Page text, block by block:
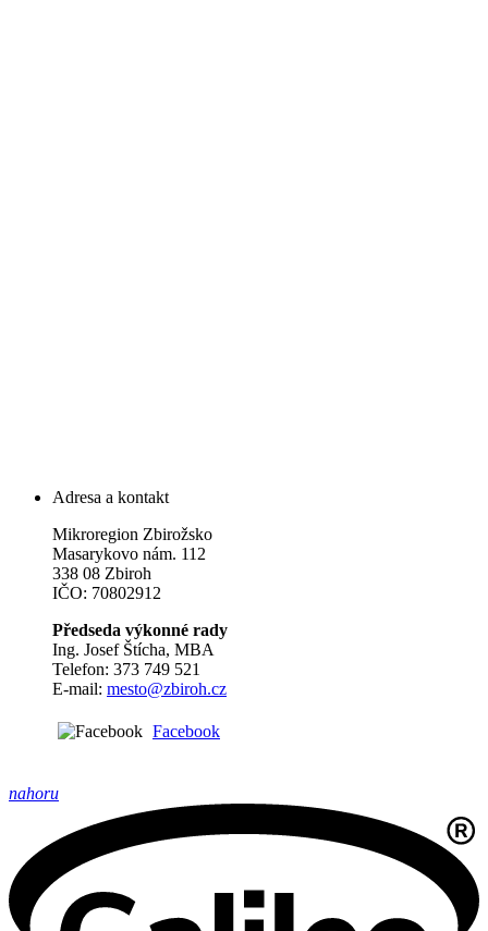
Adresa a kontakt
Mikroregion Zbirožsko
Masarykovo nám. 112
338 08 Zbiroh
IČO: 70802912
Předseda výkonné rady
Ing. Josef Štícha, MBA
Telefon: 373 749 521
E-mail: mesto@zbiroh.cz
Facebook
nahoru